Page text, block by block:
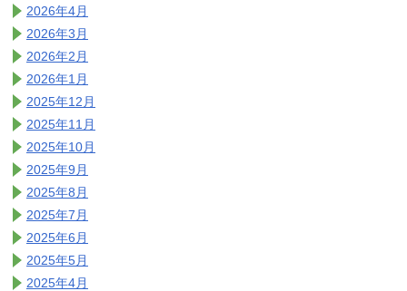
2026年4月
2026年3月
2026年2月
2026年1月
2025年12月
2025年11月
2025年10月
2025年9月
2025年8月
2025年7月
2025年6月
2025年5月
2025年4月